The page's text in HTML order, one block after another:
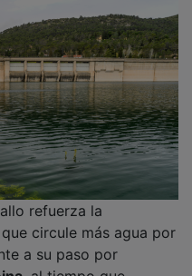
refuerza la
circule más agua por
a su paso por